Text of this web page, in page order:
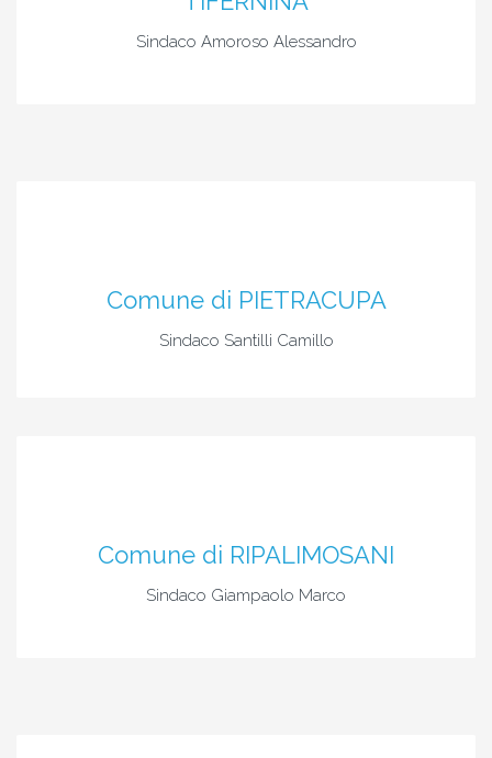
Sindaco Amoroso Alessandro
Comune di PIETRACUPA
Sindaco Santilli Camillo
Comune di RIPALIMOSANI
Sindaco Giampaolo Marco